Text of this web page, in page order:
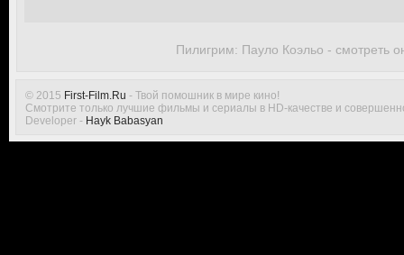
Пилигрим: Пауло Коэльо - смотреть
© 2015 First-Film.Ru - Твой помошник в мире кино!
Смотрите только лучшие фильмы и сериалы в HD-качестве и
Developer - Hayk Babasyan